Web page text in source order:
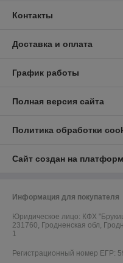
Контакты
Доставка и оплата
График работы
Полная версия сайта
Политика обработки
Сайт создан на
Информация для покупателя
Юридическое лицо: КФХ
231760, Гродненская обл,
1
Регистрационный номер ЕГР: